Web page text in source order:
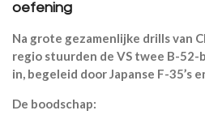
oefening
Na grote gezamenlijke drills van
regio stuurden de VS twee B-
in, begeleid door Japanse F-35’s
De boodschap: